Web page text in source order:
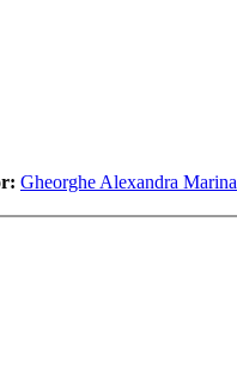
Gheorghe Alexandra Marina